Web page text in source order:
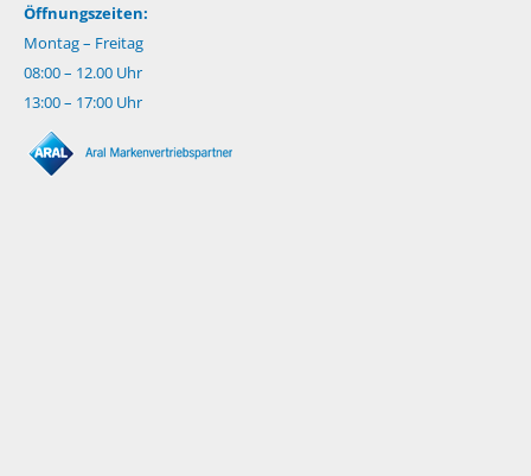
Öffnungszeiten:
Montag – Freitag
08:00 – 12.00 Uhr
13:00 – 17:00 Uhr